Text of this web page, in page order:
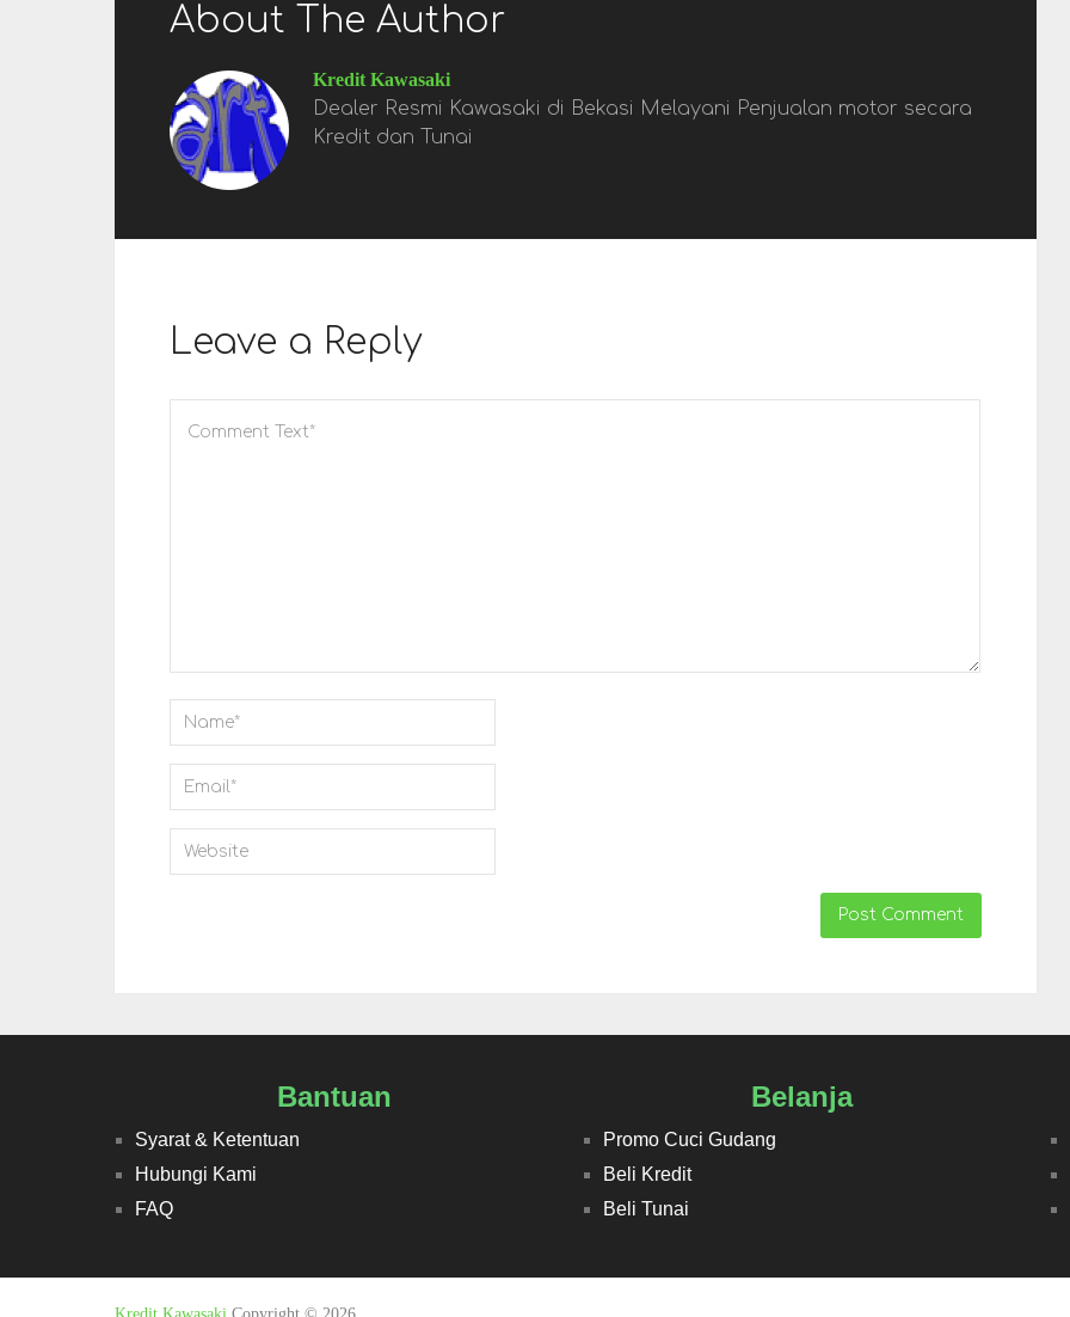
About The Author
Kredit Kawasaki
Dealer Resmi Kawasaki di Bekasi Melayani Penjualan motor secara
Kredit dan Tunai
Leave a Reply
Bantuan
Syarat & Ketentuan
Hubungi Kami
FAQ
Belanja
Promo Cuci Gudang
Beli Kredit
Beli Tunai